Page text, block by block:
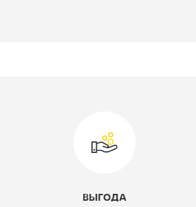
Стул кухонный
ВЫГОДА